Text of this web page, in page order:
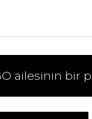
ailesinin bir